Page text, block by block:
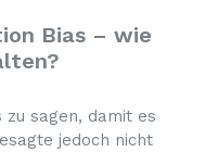
Bias – wie
sagen, damit es
jedoch nicht